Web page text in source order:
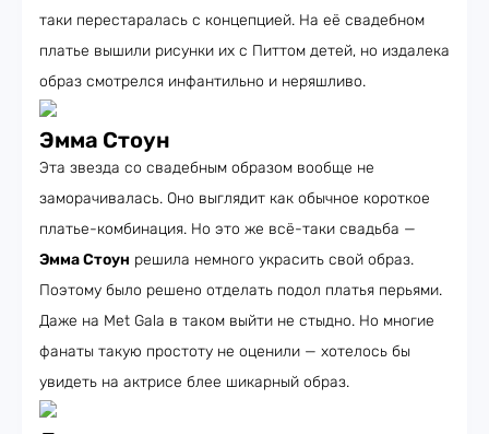
таки перестаралась с концепцией. На её свадебном
платье вышили рисунки их с Питтом детей, но издалека
образ смотрелся инфантильно и неряшливо.
Эмма Стоун
Эта звезда со свадебным образом вообще не
заморачивалась. Оно выглядит как обычное короткое
платье-комбинация. Но это же всё-таки свадьба —
Эмма Стоун решила немного украсить свой образ.
Поэтому было решено отделать подол платья перьями.
Даже на Met Gala в таком выйти не стыдно. Но многие
фанаты такую простоту не оценили — хотелось бы
увидеть на актрисе блее шикарный образ.